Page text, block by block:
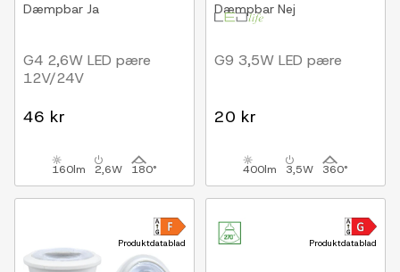
Dæmpbar Ja
G4 2,6W LED pære
12V/24V
46 kr
160lm 2,6W 180°
Dæmpbar Nej
G9 3,5W LED pære
20 kr
400lm 3,5W 360°
Produktdatablad Produktdatablad